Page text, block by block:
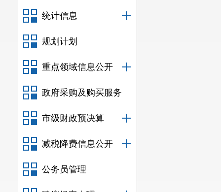
统计信息
规划计划
重点领域信息公开
政府采购及购买服务
市级财政预决算
减税降费信息公开
公务员管理